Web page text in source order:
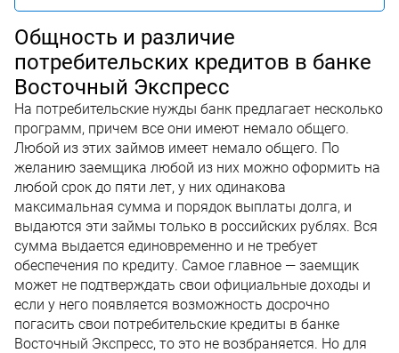
Общность и различие
потребительских кредитов в банке
Восточный Экспресс
На потребительские нужды банк предлагает несколько
программ, причем все они имеют немало общего.
Любой из этих займов имеет немало общего. По
желанию заемщика любой из них можно оформить на
любой срок до пяти лет, у них одинакова
максимальная сумма и порядок выплаты долга, и
выдаются эти займы только в российских рублях. Вся
сумма выдается единовременно и не требует
обеспечения по кредиту. Самое главное — заемщик
может не подтверждать свои официальные доходы и
если у него появляется возможность досрочно
погасить свои потребительские кредиты в банке
Восточный Экспресс, то это не возбраняется. Но для